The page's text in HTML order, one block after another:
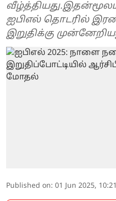
ஐபிஎல் தொடரில்
இறுதிக்கு
Published on: 01 Jun 2025,